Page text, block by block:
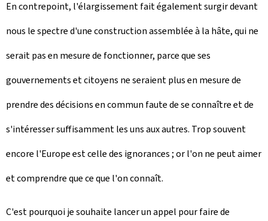
En contrepoint, l'élargissement fait également surgir devant
nous le spectre d'une construction assemblée à la hâte, qui ne
serait pas en mesure de fonctionner, parce que ses
gouvernements et citoyens ne seraient plus en mesure de
prendre des décisions en commun faute de se connaître et de
s'intéresser suffisamment les uns aux autres. Trop souvent
encore l'Europe est celle des ignorances ; or l'on ne peut aimer
et comprendre que ce que l'on connaît.
C'est pourquoi je souhaite lancer un appel pour faire de